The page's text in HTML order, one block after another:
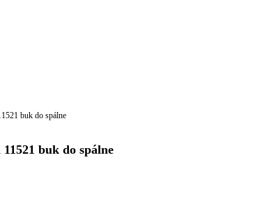
buk do spálne
buk do spálne